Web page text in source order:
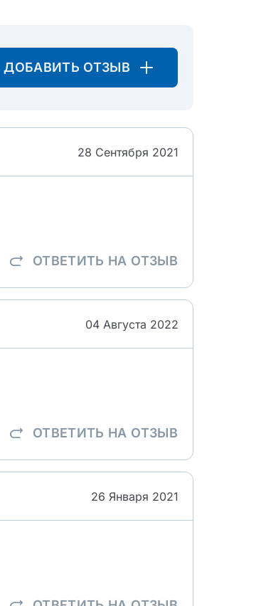
ДОБАВИТЬ ОТЗЫВ
28 Сентября 2021
ОТВЕТИТЬ НА ОТЗЫВ
04 Августа 2022
ОТВЕТИТЬ НА ОТЗЫВ
26 Января 2021